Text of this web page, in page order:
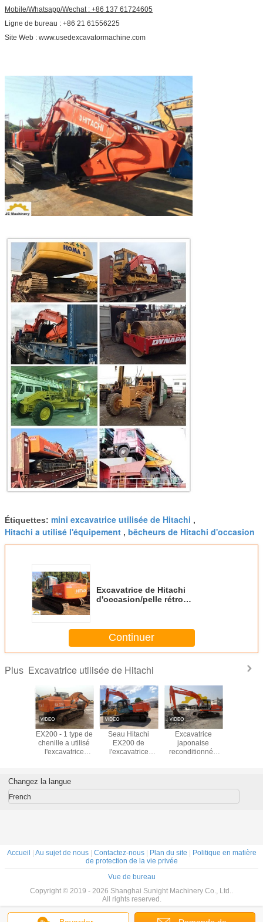
Mobile/Whatsapp/Wechat : +86 137 61724605
Ligne de bureau : +86 21 61556225
Site Web : www.usedexcavatormachine.com
Étiquettes: mini excavatrice utilisée de Hitachi ,
Hitachi a utilisé l'équipement , bêcheurs de Hitachi d'occasion
Excavatrice de Hitachi
d'occasion/pelle rétro
Continuer
Plus Excavatrice utilisée de Hitachi
EX200 - 1 type de
chenille a utilisé
l'excavatrice
Seau Hitachi
EX200 de
l'excavatrice
Excavatrice
japonaise
reconditionnée
Fidji
Changez la langue
French
Accueil | Au sujet de nous| Contactez-nous| Plan du site | Politique en matière
de protection de la vie privée
Vue de bureau
Copyright © 2019 - 2026 Shanghai Sunight Machinery Co., Ltd..
All rights reserved.